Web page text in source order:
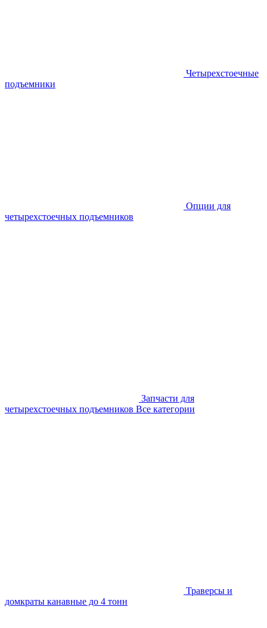
Четырехстоечные
подъемники
Опции для
четырехстоечных подъемников
Запчасти для
четырехстоечных подъемников Все категории
Траверсы и
домкраты канавные до 4 тонн